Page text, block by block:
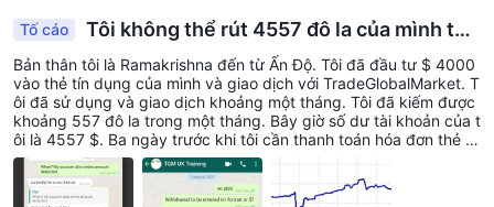
húng tôi đã vào "TGM Financial LLC "và" Trade Global Market "tr
kết quả nào. Rõ ràng là nó không được quản lý!
Tố cáo
Tôi không thể rút 4557 đô la của mình từT
GM
Bản thân tôi là Ramakrishna đến từ Ấn Độ. Tôi đã đầu tư $ 4000
vào thẻ tín dụng của mình và giao dịch với TradeGlobalMarket. T
ôi đã sử dụng và giao dịch khoảng một tháng. Tôi đã kiếm được
khoảng 557 đô la trong một tháng. Bây giờ số dư tài khoản của t
ôi là 4557 $. Ba ngày trước khi tôi cần thanh toán hóa đơn thẻ tí
n dụng của mình và tôi yêu cầu rút số tiền. Cuối cùng họ đang n
ói lý do không phù hợp. Của tôiTGM điều phối viên MR. Abhijay v
à Rohith họ là người quản lý tài khoản. Đừng đầu tư với họ.